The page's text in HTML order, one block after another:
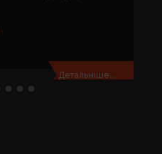
Детальніше...